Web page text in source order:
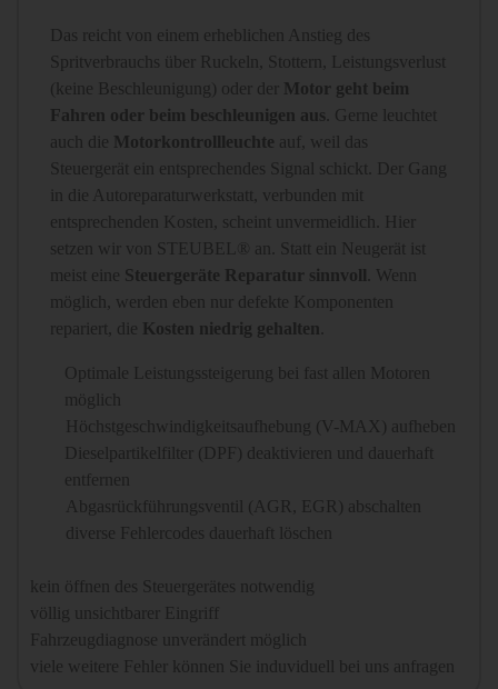
Das reicht von einem erheblichen Anstieg des
Spritverbrauchs über Ruckeln, Stottern, Leistungsverlust
(keine Beschleunigung) oder der
Motor geht beim
Fahren oder beim beschleunigen aus . Gerne leuchtet
auch die Motorkontrollleuchte auf, weil das
Steuergerät ein entsprechendes Signal schickt. Der Gang
in die Autoreparaturwerkstatt, verbunden mit
entsprechenden Kosten, scheint unvermeidlich. Hier
setzen wir von STEUBEL® an. Statt ein Neugerät ist
meist eine Steuergeräte Reparatur sinnvoll . Wenn
möglich, werden eben nur defekte Komponenten
repariert, die Kosten niedrig gehalten
Optimale Leistungssteigerung bei fast allen Motoren
möglich
Höchstgeschwindigkeitsaufhebung (V-MAX) aufheben
Dieselpartikelfilter (DPF) deaktivieren und dauerhaft
entfernen
Abgasrückführungsventil (AGR, EGR) abschalten
diverse Fehlercodes dauerhaft löschen
kein öffnen des Steuergerätes notwendig
völlig unsichtbarer Eingriff
Fahrzeugdiagnose unverändert möglich
viele weitere Fehler können Sie induviduell bei uns anfragen